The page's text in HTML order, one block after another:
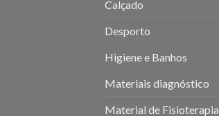
Calçado
Desporto
Higiene e Banhos
Materiais diagnóstico
Material de Fisioterapia